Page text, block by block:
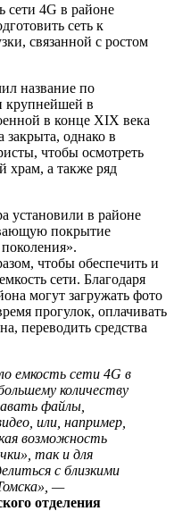
сети 4G в районе
сеть к
связанной с ростом
название по
крупнейшей в
в конце XIX века
однако в
чтобы осмотреть
храм, а также ряд
установили в районе
покрытие
чтобы обеспечить и
сети. Благодаря
могут загружать фото
прогулок, оплачивать
переводить средства
емкость сети 4G в
количеству
файлы,
или, например,
возможность
так и для
с близкими
—
отделения